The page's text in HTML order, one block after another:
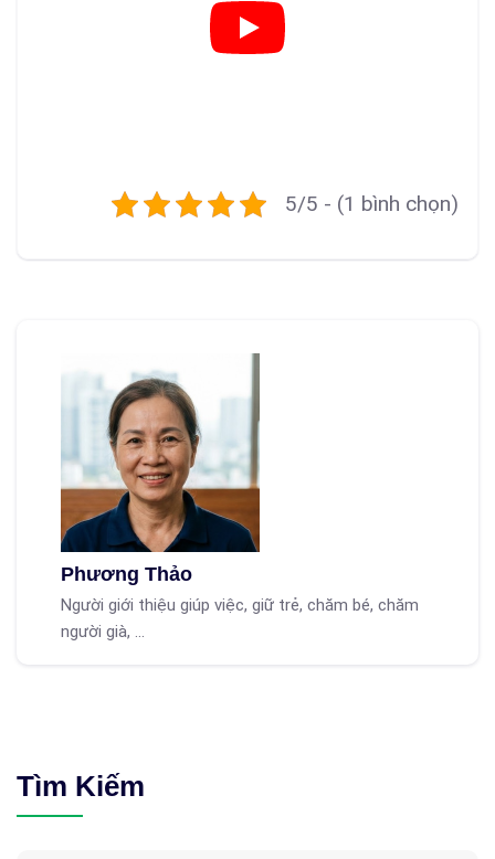
5/5 - (1 bình chọn)
Phương Thảo
Người giới thiệu giúp việc, giữ trẻ, chăm bé, chăm
người già, ...
Tìm Kiếm